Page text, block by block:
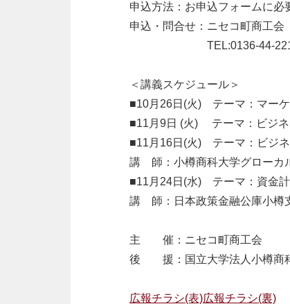
申込方法：お申込フォームに必
申込・問合せ：ニセコ町商工会
TEL:0136-44-
＜講義スケジュール＞
■10月26日(火) テーマ：マー
■11月9日 (火) テーマ：ビジネ
■11月16日(火) テーマ：ビジ
講 師：小樽商科大学グローカ
■11月24日(水) テーマ：資金
講 師：日本政策金融公庫小樽
主 催：ニセコ町商工会
後 援：国立大学法人小樽商科
広報チラシ(表)広報チラシ(裏)